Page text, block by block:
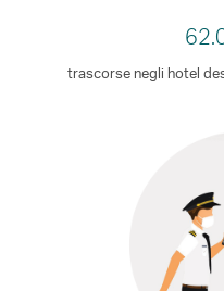
trascorse negli hotel